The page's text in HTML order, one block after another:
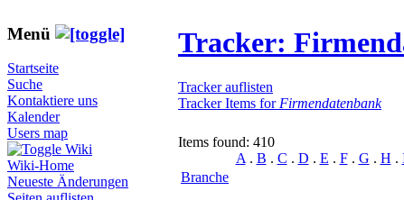
Menü
Startseite
Suche
Kontaktiere uns
Kalender
Users map
Wiki
Wiki-Home
Neueste Änderungen
Tracker:
Tracker auflisten
Tracker Items for Firmendatenbank
Items found: 410
A . B . C . D . E . F. G . H .
Branche